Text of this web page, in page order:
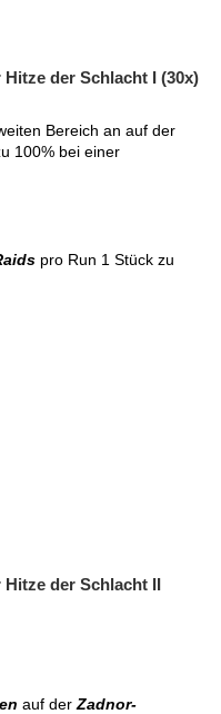
der Schlacht I (30x)
Bereich an auf der
100% bei einer
pro Run 1 Stück zu
der Schlacht II
auf der Zadnor-